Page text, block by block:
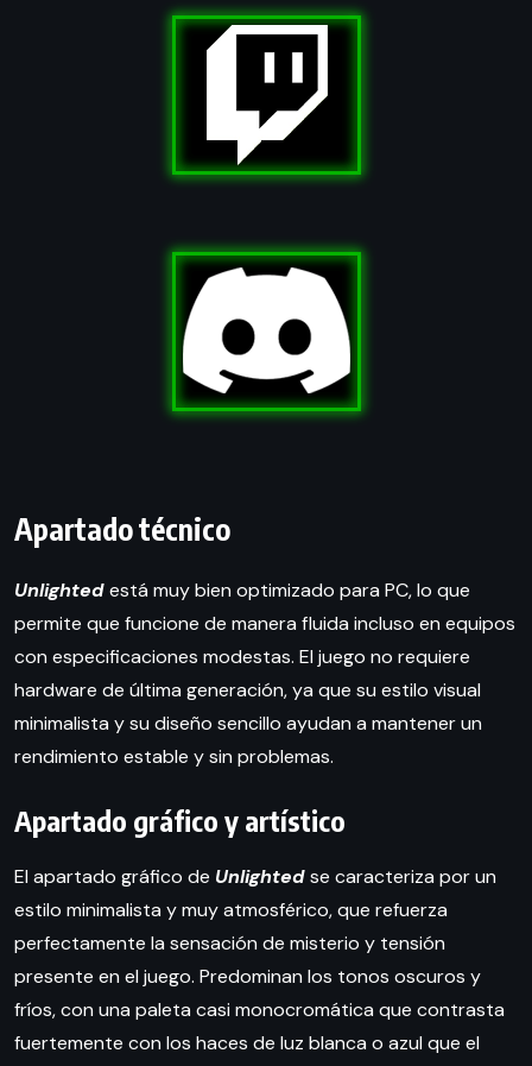
Apartado técnico
Unlighted está muy bien optimizado para PC, lo que
permite que funcione de manera fluida incluso en equipos
con especificaciones modestas. El juego no requiere
hardware de última generación, ya que su estilo visual
minimalista y su diseño sencillo ayudan a mantener un
rendimiento estable y sin problemas.
Apartado gráfico y artístico
El apartado gráfico de Unlighted se caracteriza por un
estilo minimalista y muy atmosférico, que refuerza
perfectamente la sensación de misterio y tensión
presente en el juego. Predominan los tonos oscuros y
fríos, con una paleta casi monocromática que contrasta
fuertemente con los haces de luz blanca o azul que el